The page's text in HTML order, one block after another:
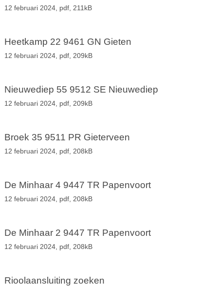
12 februari 2024, pdf, 211kB
Heetkamp 22 9461 GN Gieten
12 februari 2024, pdf, 209kB
Nieuwediep 55 9512 SE Nieuwediep
12 februari 2024, pdf, 209kB
Broek 35 9511 PR Gieterveen
12 februari 2024, pdf, 208kB
De Minhaar 4 9447 TR Papenvoort
12 februari 2024, pdf, 208kB
De Minhaar 2 9447 TR Papenvoort
12 februari 2024, pdf, 208kB
Rioolaansluiting zoeken